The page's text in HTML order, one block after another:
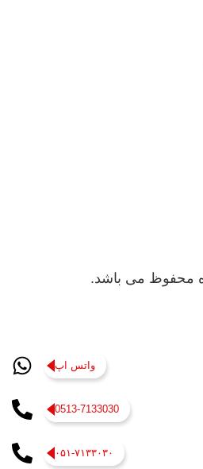
محفوظ می باشد.
واتس اپ
0513-7133030
۰۵۱-۷۱۳۳۰۳۰